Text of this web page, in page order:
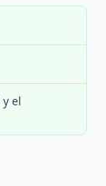
el